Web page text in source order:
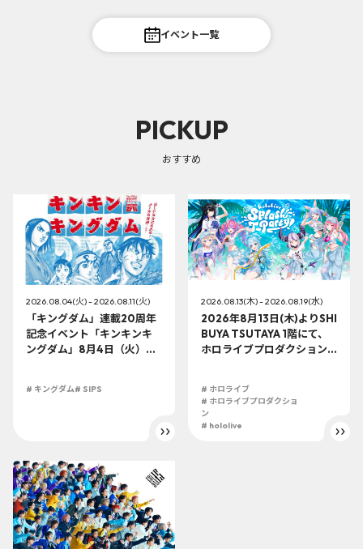
イベント一覧
PICKUP
おすすめ
2026.08.04(火) - 2026.08.11(火)
「キングダム」連載20周年
記念イベント「キンキンキ
ングダム」8月4日（火）よ
# キングダム# SIPS
2026.08.13(木) - 2026.08.19(水)
2026年8月13日(木)よりSHI
BUYA TSUTAYA 1階にて、
ホロライブプロダクション
# ホロライブ
# ホロライブプロダクショ
ン
# hololive